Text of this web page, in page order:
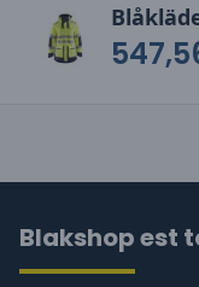
Blakshop est